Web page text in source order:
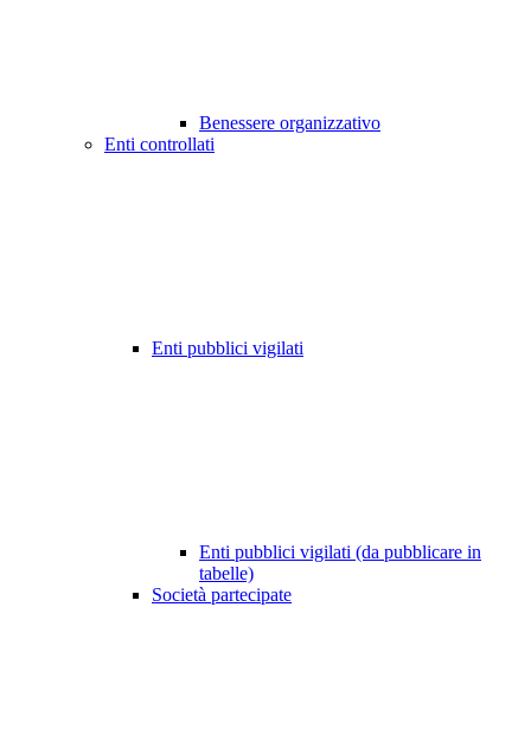
Benessere organizzativo
Enti controllati
Enti pubblici vigilati
Enti pubblici vigilati (da pubblicare in
tabelle)
Società partecipate